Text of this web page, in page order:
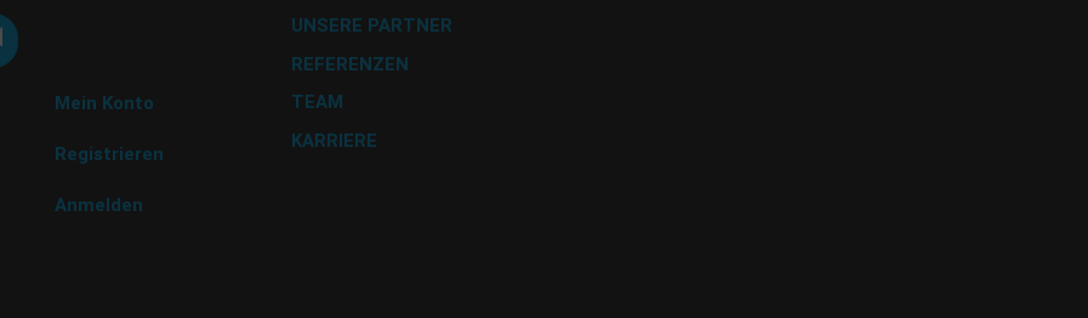
Mein Konto
Registrieren
Anmelden
UNSERE PARTNER
REFERENZEN
TEAM
KARRIERE